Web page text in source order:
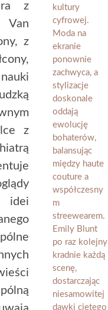
z
Van
z
z
idei